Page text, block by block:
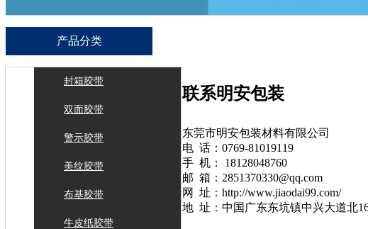
产品分类
封箱胶带
双面胶带
警示胶带
美纹胶带
布基胶带
牛皮纸胶带
联系明安包装
东莞市明安包装材料有限公司
电 话：0769-81019119
手 机： 18128048760
邮 箱：2851370330@qq.com
网 址：http://www.jiaodai99.com/
地 址：中国广东东坑镇中兴大道北